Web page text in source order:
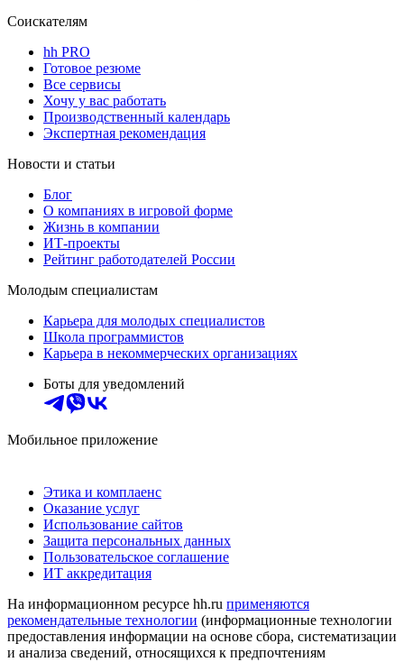
Соискателям
hh PRO
Готовое резюме
Все сервисы
Хочу у вас работать
Производственный календарь
Экспертная рекомендация
Новости и статьи
Блог
О компаниях в игровой форме
Жизнь в компании
ИТ-проекты
Рейтинг работодателей России
Молодым специалистам
Карьера для молодых специалистов
Школа программистов
Карьера в некоммерческих организациях
Боты для уведомлений
Мобильное приложение
Этика и комплаенс
Оказание услуг
Использование сайтов
Защита персональных данных
Пользовательское соглашение
ИТ аккредитация
На информационном ресурсе hh.ru применяются
рекомендательные технологии (информационные технологии
предоставления информации на основе сбора, систематизации
и анализа сведений, относящихся к предпочтениям